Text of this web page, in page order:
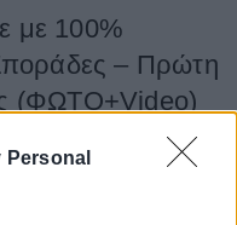
Personal
με 100%
– Πρώτη
(ΦΩΤΟ+Video)
πρωί του Σαββάτου 08/08
Σποράδες από το